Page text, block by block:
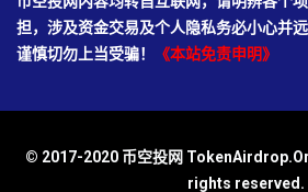
担，涉及资金交易及个人隐私务必小心并
谨慎切勿上当受骗！
《本站免责申明》
© 2017-2020 币空投网
rights reserved.